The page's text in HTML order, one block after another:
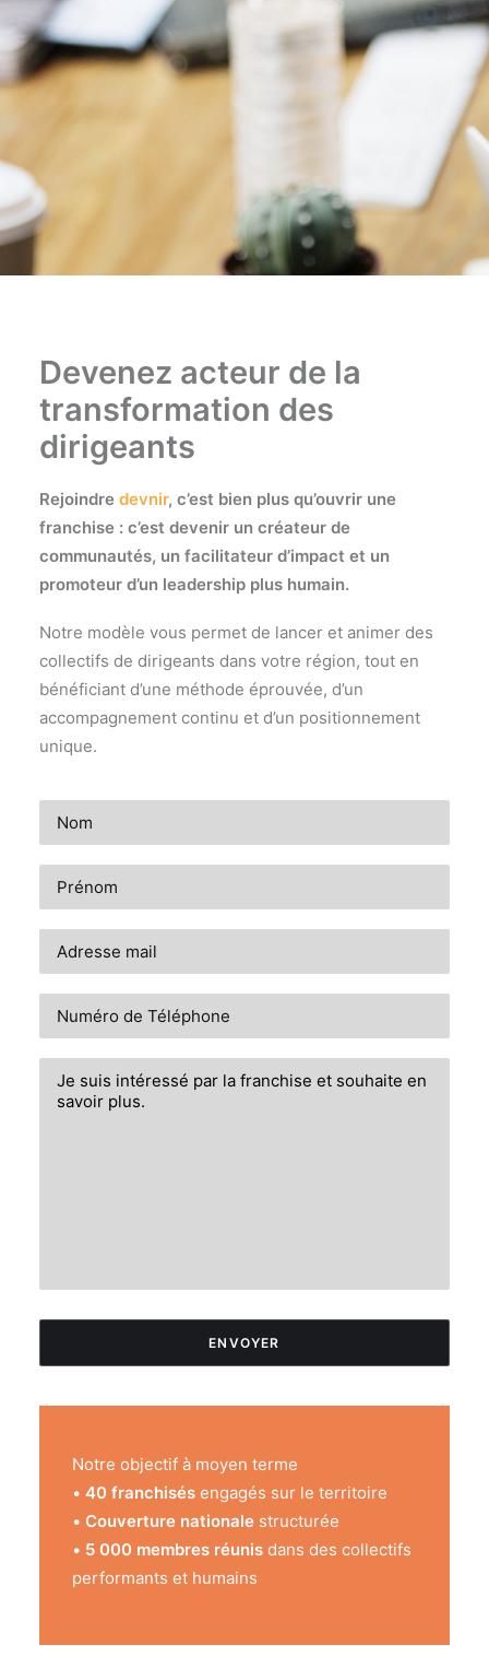
Devenez acteur de la
transformation des
dirigeants
Rejoindre devnir, c’est bien plus qu’ouvrir une
franchise : c’est devenir un créateur de
communautés, un facilitateur d’impact et un
promoteur d’un leadership plus humain.
Notre modèle vous permet de lancer et animer des
collectifs de dirigeants dans votre région, tout en
bénéficiant d’une méthode éprouvée, d’un
accompagnement continu et d’un positionnement
unique.
Notre objectif à moyen terme
• 40 franchisés engagés sur le territoire
• Couverture nationale structurée
• 5 000 membres réunis dans des collectifs
performants et humains